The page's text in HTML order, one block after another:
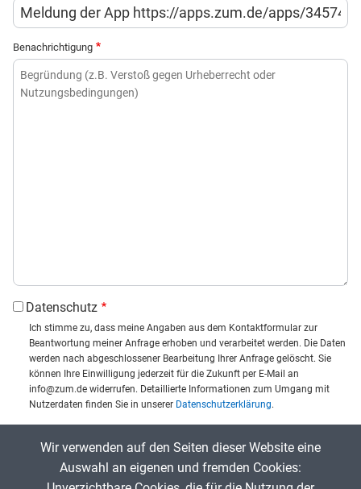
Benachrichtigung
Datenschutz
Ich stimme zu, dass meine Angaben aus dem Kontaktformular zur
Beantwortung meiner Anfrage erhoben und verarbeitet werden. Die Daten
werden nach abgeschlossener Bearbeitung Ihrer Anfrage gelöscht. Sie
können Ihre Einwilligung jederzeit für die Zukunft per E-Mail an
info@zum.de widerrufen. Detaillierte Informationen zum Umgang mit
Nutzerdaten finden Sie in unserer Datenschutzerklärung.
Captcha eingeben:
Wir verwenden auf den Seiten dieser Website eine
Auswahl an eigenen und fremden Cookies: